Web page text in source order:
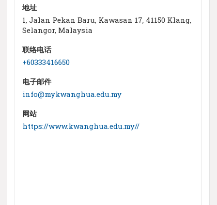
地址
1, Jalan Pekan Baru, Kawasan 17, 41150 Klang,
Selangor, Malaysia
联络电话
+60333416650
电子邮件
info@mykwanghua.edu.my
网站
https://www.kwanghua.edu.my//